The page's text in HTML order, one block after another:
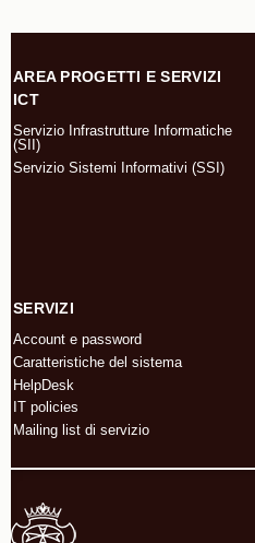
AREA PROGETTI E SERVIZI
ICT
Servizio Infrastrutture Informatiche
(SII)
Servizio Sistemi Informativi (SSI)
SERVIZI
Account e password
Caratteristiche del sistema
HelpDesk
IT policies
Mailing list di servizio